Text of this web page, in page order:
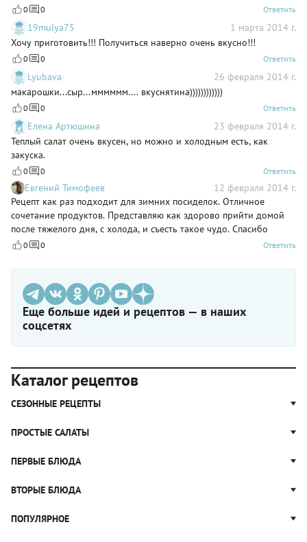
0 0 Ответить
19mulya75
1 марта 2014 г.
Хочу приготовить!!! Получиться наверно очень вкусно!!!
0 0 Ответить
Lyubava
26 февраля 2014 г.
макарошки...сыр...мммммм.... вкуснятина))))))))))))
0 0 Ответить
Елена Артюшина
23 февраля 2014 г.
Теплый салат очень вкусен, но можно и холодным есть, как
закуска.
0 0 Ответить
Евгений Тимофеев
12 февраля 2014 г.
Рецепт как раз подходит для зимних посиделок. Отличное
сочетание продуктов. Представляю как здорово прийти домой
после тяжелого дня, с холода, и съесть такое чудо. Спасибо
0 0 Ответить
Еще больше идей и рецептов — в наших
соцсетях
Каталог рецептов
СЕЗОННЫЕ РЕЦЕПТЫ
Рецепты из капусты
Рецепты с грибами
Яблочные пироги
Блюда из тыквы
ПРОСТЫЕ САЛАТЫ
Простые салаты
Салат Цезарь
Салат Нисуаз
ПЕРВЫЕ БЛЮДА
Щи
Рассольник
ВТОРЫЕ БЛЮДА
Котлеты
ПОПУЛЯРНОЕ